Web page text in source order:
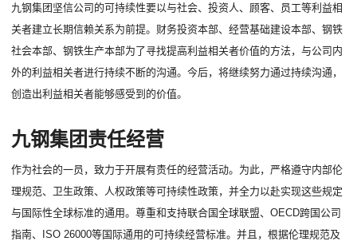
九钢集团坚信公司的可持续性要以与社会、投资人、顾客、员工等利益相
关者建立长期信赖关系为前提。财务投资本部、经营基础建设本部、钢铁
社会本部、钢铁生产本部为了寻找提高利益相关者价值的方法，与公司内
外的利益相关者进行持续不断的沟通。今后，将继续努力通过持续沟通，
创造出利益相关者能够感受到的价值。
九钢集团责任经营
作为社会的一员，致力于开展有责任的经营活动。为此，严格遵守内部伦
理规范、卫生政策、人权政策等可持续性政策，并全力以赴实现这些规定
与国际性全球标准的通用。尊重和支持联合国全球联盟、OECD跨国公司
指南、ISO 26000等国际通用的可持续经营标准。并且，根据伦理规范及